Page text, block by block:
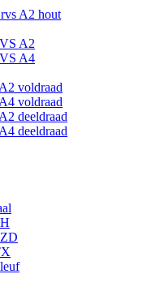
A2 hout
A2
A4
voldraad
voldraad
deeldraad
deeldraad